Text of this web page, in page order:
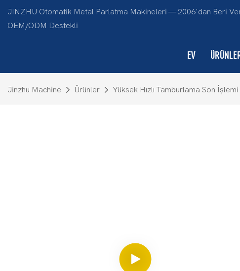
JINZHU Otomatik Metal Parlatma Makineleri — 2006'dan Beri
OEM/ODM Destekli
EV
Jinzhu Machine Ürünler Yüksek Hızlı Tamburlama Son İşlemi